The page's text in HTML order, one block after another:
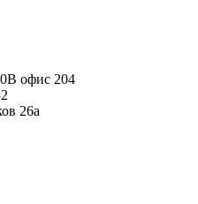
офис 204
26а